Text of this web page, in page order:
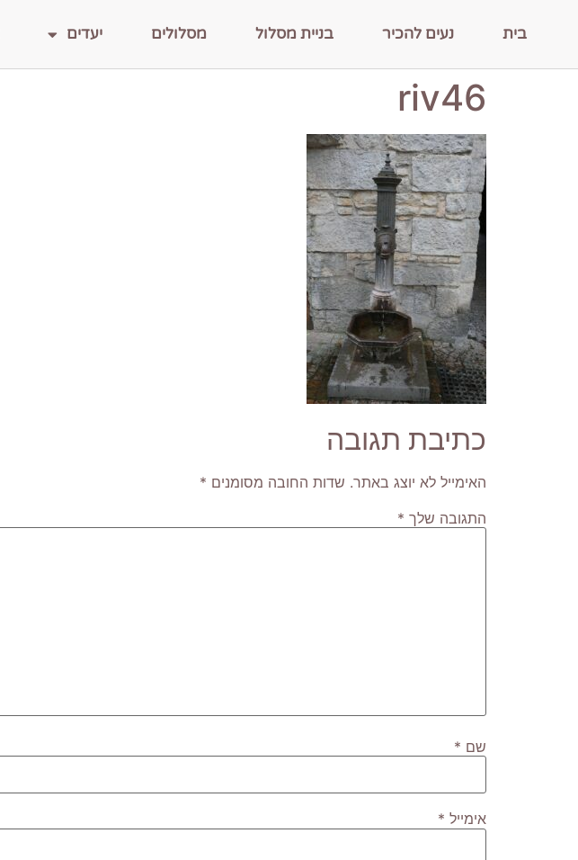
בית נעים להכיר בניית מסלול מסלולים יעדים
riv46
כתיבת תגובה
האימייל לא יוצג באתר. שדות החובה מסומנים *
התגובה שלך *
שם *
אימייל *